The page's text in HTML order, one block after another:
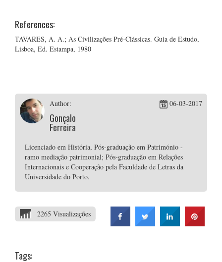
References:
TAVARES, A. A.; As Civilizações Pré-Clássicas. Guia de Estudo,
Lisboa, Ed. Estampa, 1980
Author:
Gonçalo
Ferreira
06-03-2017
Licenciado em História, Pós-graduação em Património -
ramo mediação patrimonial; Pós-graduação em Relações
Internacionais e Cooperação pela Faculdade de Letras da
Universidade do Porto.
2265 Visualizações
Tags: